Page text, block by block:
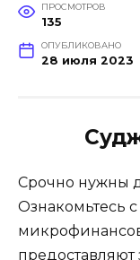
ПРОСМОТРОВ
135
ОПУБЛИКОВАНО
28 июля 2023
Срочно нужны
Ознакомьтесь
предоставляют